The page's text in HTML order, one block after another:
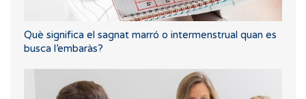
Què significa el sagnat marró o intermenstrual quan es
busca l’embaràs?